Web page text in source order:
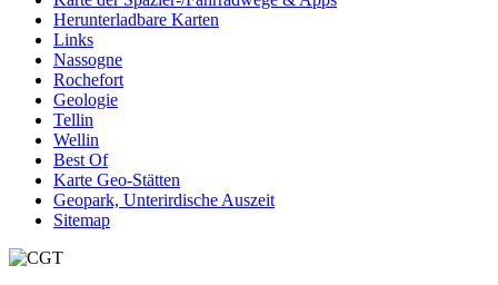
Herunterladbare Karten
Links
Nassogne
Rochefort
Geologie
Tellin
Wellin
Best Of
Karte Geo-Stätten
Geopark, Unterirdische Auszeit
Sitemap